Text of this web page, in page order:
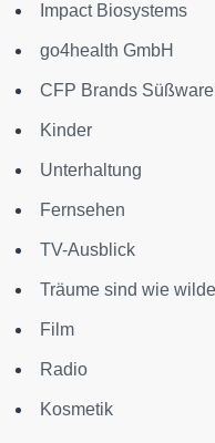
Impact Biosystems
go4health GmbH
CFP Brands
Kinder
Unterhaltung
Fernsehen
TV-Ausblick
Träume sind wie
Film
Radio
Kosmetik